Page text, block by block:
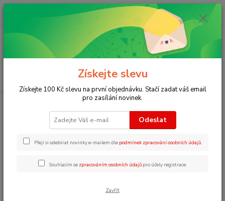
Menu
ks
0 Kč
Knihy s mazací fixou
Wipe-clean Starting to add EY
Získejte slevu
Získejte 100 Kč slevu na první objednávku. Stačí zadat váš email
pro zasílání novinek.
Odeslat
Přeji si odebírat novinky e-mailem dle podmínek zpracování osobních údajů.
Souhlasím se zpracováním osobních údajů pro účely registrace.
Zavřít